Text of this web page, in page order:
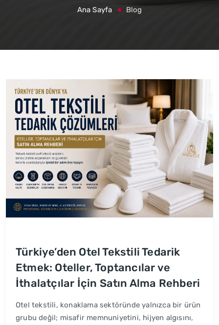
Ana Sayfa Blog
Türkiye’den Otel Tekstili Tedarik
Etmek: Oteller, Toptancılar ve
İthalatçılar İçin Satın Alma Rehberi
Otel tekstili, konaklama sektöründe yalnızca bir ürün
grubu değil; misafir memnuniyetini, hijyen algısını,